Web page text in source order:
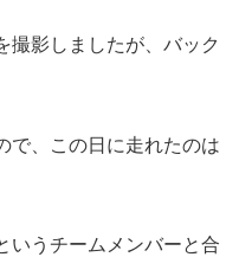
撮影しましたが、バック
で、この日に走れたのは
いうチームメンバーと合